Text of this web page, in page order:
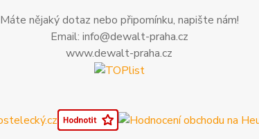
Máte nějaký dotaz nebo připomínku, napište nám!
Email: info@dewalt-praha.cz
www.dewalt-praha.cz